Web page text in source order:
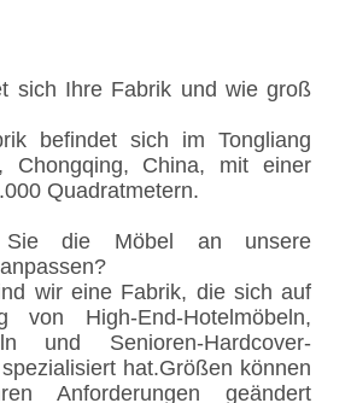
sich Ihre Fabrik und wie groß
befindet sich im Tongliang
Chongqing, China, mit einer
Quadratmetern.
Sie die Möbel an unsere
wir eine Fabrik, die sich auf
von High-End-Hotelmöbeln,
und Senioren-Hardcover-
hat.Größen können
Anforderungen geändert